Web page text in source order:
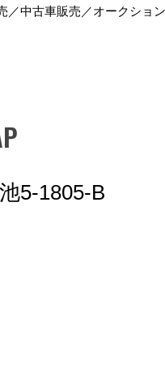
／中古車販売／オークショ
5-1805-B